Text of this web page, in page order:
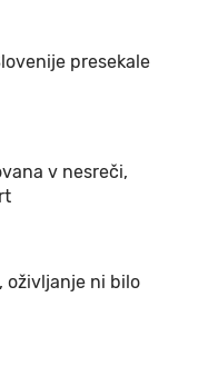
presekale
v nesreči,
oživljanje ni bilo